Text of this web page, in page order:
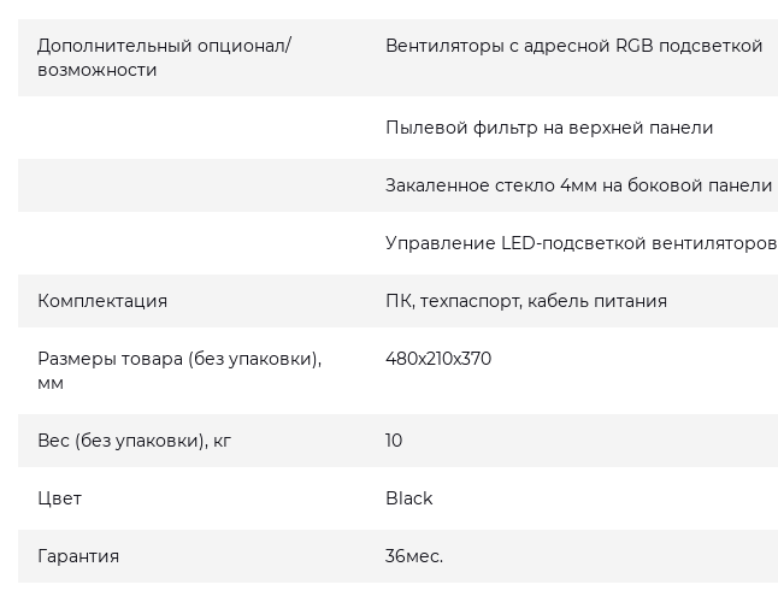
Дополнительный опционал/
возможности
Вентиляторы с адресной RGB подсветкой
Пылевой фильтр на верхней панели
Закаленное стекло 4мм на боковой панели
Управление LED-подсветкой вентиляторов
Комплектация ПК, техпаспорт, кабель питания
Размеры товара (без упаковки),
мм
480x210x370
Вес (без упаковки), кг 10
Цвет Black
Гарантия 36мес.